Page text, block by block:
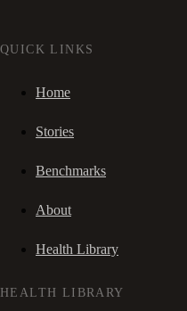
QUICK LINKS
Home
Stories
Benchmarks
About
Health Library
HEALTH LIBRARY